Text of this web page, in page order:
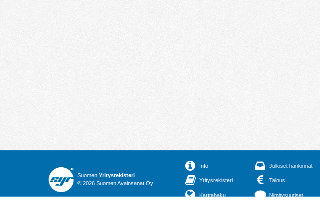
Suomen Yritysrekisteri
© 2026 Suomen Avainsanat Oy
Info
Yritysrekisteri
Karttahaku
Julkiset hankinnat
Talous
Nimitysuutiset